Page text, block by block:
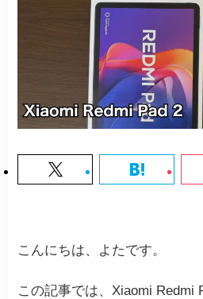
こんにちは、よたです。
この記事では、Xiaomi Redmi